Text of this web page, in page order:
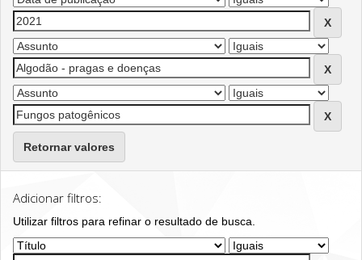
Retornar valores
Adicionar filtros:
Utilizar filtros para refinar o resultado de busca.